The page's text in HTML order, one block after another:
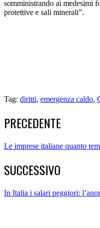
somministrando ai medesimi
protettive e sali minerali”.
Tag: diritti, emergenza caldo,
PRECEDENTE
Le imprese italiane quanto
SUCCESSIVO
In Italia i salari peggiori: